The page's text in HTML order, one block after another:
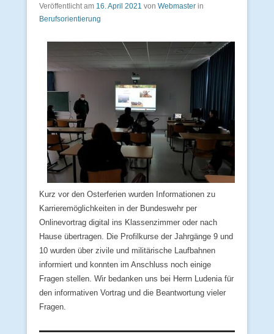
Veröffentlicht am 16. April 2021 von Webmaster in
Berufsorientierung
Kurz vor den Osterferien wurden Informationen zu
Karrieremöglichkeiten in der Bundeswehr per
Onlinevortrag digital ins Klassenzimmer oder nach
Hause übertragen. Die Profilkurse der Jahrgänge 9 und
10 wurden über zivile und militärische Laufbahnen
informiert und konnten im Anschluss noch einige
Fragen stellen. Wir bedanken uns bei Herrn Ludenia für
den informativen Vortrag und die Beantwortung vieler
Fragen.